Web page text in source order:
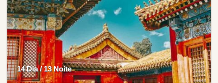
14 Dia / 13 Noite